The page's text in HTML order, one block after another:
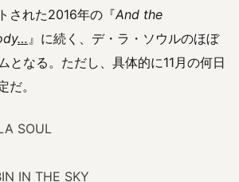
された2016年の『And the
…』に続く、デ・ラ・ソウルのほぼ
となる。ただし、具体的に11月の何日
だ。
SOUL
IN THE SKY